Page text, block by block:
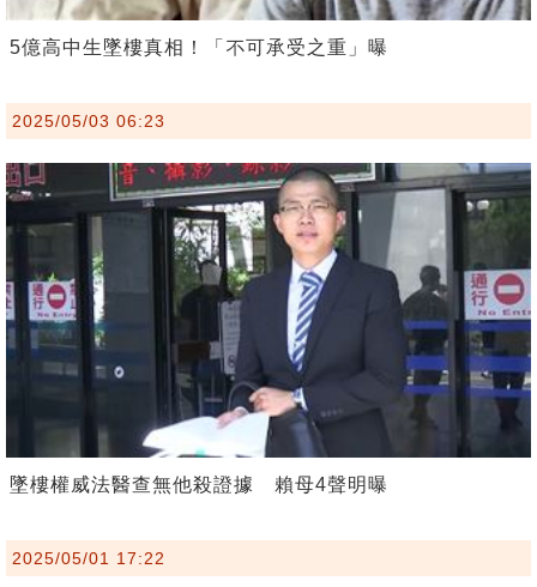
5億高中生墜樓真相！「不可承受之重」曝
2025/05/03 06:23
墜樓權威法醫查無他殺證據 賴母4聲明曝
2025/05/01 17:22